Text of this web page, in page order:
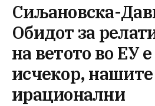
Сиљановска-
Обидот за
на ветото во ЕУ
исчекор,
ирационални